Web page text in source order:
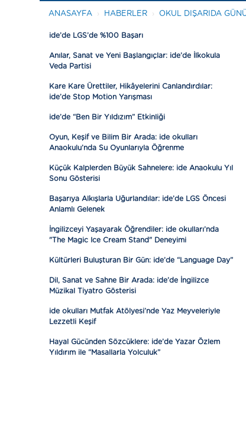
ANASAYFA HABERLER OKUL DIŞARIDA
ide’de LGS’de %100 Başarı
Anılar, Sanat ve Yeni Başlangıçlar: ide’de İlkokula
Veda Partisi
Kare Kare Ürettiler, Hikâyelerini Canlandırdılar:
ide’de Stop Motion Yarışması
ide’de “Ben Bir Yıldızım” Etkinliği
Oyun, Keşif ve Bilim Bir Arada: ide okulları
Anaokulu’nda Su Oyunlarıyla Öğrenme
Küçük Kalplerden Büyük Sahnelere: ide Anaokulu Yıl
Sonu Gösterisi
Başarıya Alkışlarla Uğurlandılar: ide’de LGS Öncesi
Anlamlı Gelenek
İngilizceyi Yaşayarak Öğrendiler: ide okulları’nda
"The Magic Ice Cream Stand" Deneyimi
Kültürleri Buluşturan Bir Gün: ide’de “Language Day”
Dil, Sanat ve Sahne Bir Arada: ide’de İngilizce
Müzikal Tiyatro Gösterisi
ide okulları Mutfak Atölyesi’nde Yaz Meyveleriyle
Lezzetli Keşif
Hayal Gücünden Sözcüklere: ide’de Yazar Özlem
Yıldırım ile “Masallarla Yolculuk”